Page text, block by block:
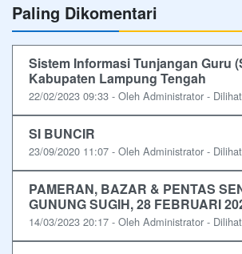
Paling Dikomentari
Sistem Informasi Tunjangan Guru
Kabupaten Lampung Tengah
22/02/2023 09:33 - Oleh Administrator -
SI BUNCIR
23/09/2020 11:07 - Oleh Administrator -
PAMERAN, BAZAR & PENTAS
GUNUNG SUGIH, 28 FEBRUARI
14/03/2023 20:17 - Oleh Administrator -